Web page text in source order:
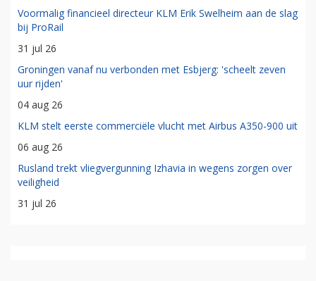
Voormalig financieel directeur KLM Erik Swelheim aan de slag
bij ProRail
31 jul 26
Groningen vanaf nu verbonden met Esbjerg: 'scheelt zeven
uur rijden'
04 aug 26
KLM stelt eerste commerciële vlucht met Airbus A350-900 uit
06 aug 26
Rusland trekt vliegvergunning Izhavia in wegens zorgen over
veiligheid
31 jul 26